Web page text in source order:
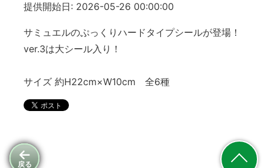
戻る
提供開始日: 2026-05-26 00:00:00
サミュエルのぷっくりハードタイプシールが登場！
ver.3は大シール入り！
サイズ 約H22cm×W10cm 全6種